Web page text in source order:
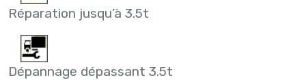
Réparation jusqu’à 3.5t
Dépannage dépassant 3.5t